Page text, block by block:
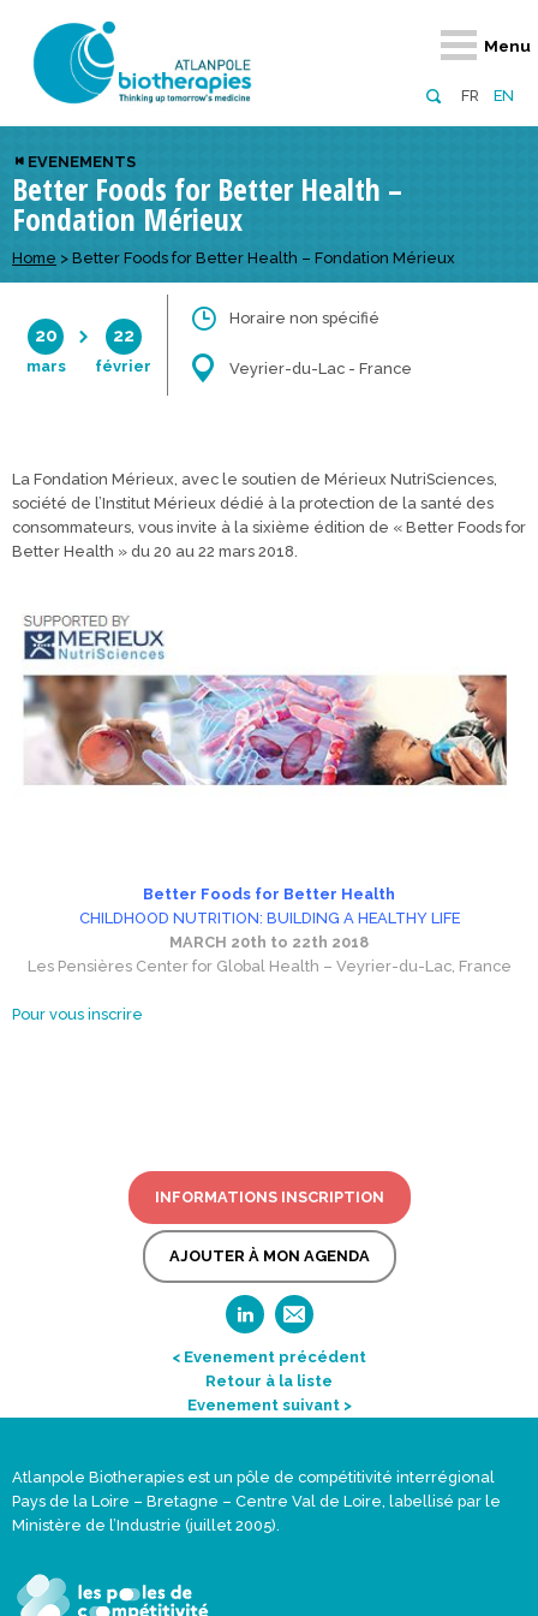
FR EN
Menu
Retour
À propos
Présentation du pôle
Domaines d’excellence
Retour
Equipe
Comité scientifique
Financeurs
Retour
Notre réseau
Membres du pôle
Partenaires
Réseau européen
Retour
Actus, événements, AAP
Actualités
Événements
Appels à projets
Retour
régionaux
Retour
Notre offre
Diversifiez votre réseau
Visez l’international
Développez vos projets d’innovation
Retour
Nous rejoindre
En tant qu’adhérent
En tant que partenaire
Retour
Emploi
Offres d’emploi
Candidatures
EVENEMENTS
Better Foods for Better Health –
Fondation Mérieux
Home > Better Foods for Better Health – Fondation Mérieux
20
mars
22
février
Horaire non spécifié
Veyrier-du-Lac - France
La Fondation Mérieux, avec le soutien de Mérieux NutriSciences,
société de l’Institut Mérieux dédié à la protection de la santé des
consommateurs, vous invite à la sixième édition de « Better Foods for
Better Health » du 20 au 22 mars 2018.
Better Foods for Better Health
CHILDHOOD NUTRITION: BUILDING A HEALTHY LIFE
MARCH 20th to 22th 2018
Les Pensières Center for Global Health – Veyrier-du-Lac, France
Pour vous inscrire
INFORMATIONS INSCRIPTION
AJOUTER À MON AGENDA
< Evenement précédent
Retour à la liste
Evenement suivant >
Atlanpole Biotherapies est un pôle de compétitivité interrégional
Pays de la Loire – Bretagne – Centre Val de Loire, labellisé par le
Ministère de l’Industrie (juillet 2005).